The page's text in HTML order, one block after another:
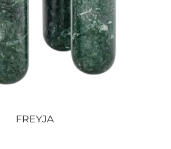
FREYJA